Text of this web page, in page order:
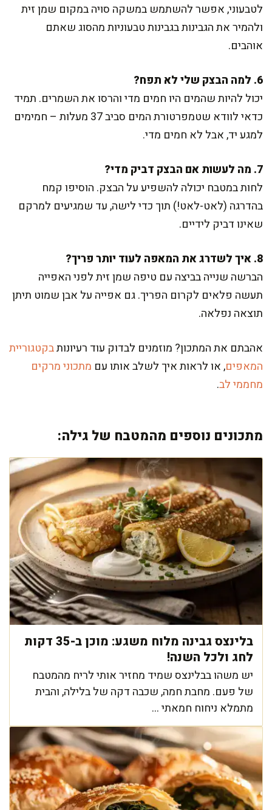
לטבעוני, אפשר להשתמש במשקה סויה במקום שמן זית
ולהמיר את הגבינות בגבינות טבעוניות מהסוג שאתם
אוהבים.
6. למה הבצק שלי לא תפח?
יכול להיות שהמים היו חמים מדי והרסו את השמרים. תמיד
כדאי לוודא שטמפרטורת המים סביב 37 מעלות – חמימים
למגע יד, אבל לא חמים מדי.
7. מה לעשות אם הבצק דביק מדי?
לחות במטבח יכולה להשפיע על הבצק. הוסיפו קמח
בהדרגה (לאט-לאט!) תוך כדי לישה, עד שמגיעים למרקם
שאינו דביק לידיים.
8. איך לשדרג את המאפה לעוד יותר פריך?
הברשה שנייה בביצה עם טיפה שמן זית לפני האפייה
תעשה פלאים לקרום הפריך. גם אפייה על אבן שמוט תיתן
תוצאה נפלאה.
אהבתם את המתכון? מוזמנים לבדוק עוד רעיונותבקטגוריית
המאפים, או לראות איך לשלב אותו עם מתכוני מרקים
מחממי לב.
מתכונים נוספים מהמטבח של גילה:
בלינצס גבינה מלוח משגע: מוכן ב-35 דקות
לחג ולכל השנה!
יש משהו בבלינצס שמיד מחזיר אותי לריח מהמטבח
של פעם. מחבת חמה, שכבה דקה של בלילה, והבית
מתמלא ניחוח חמאתי ...